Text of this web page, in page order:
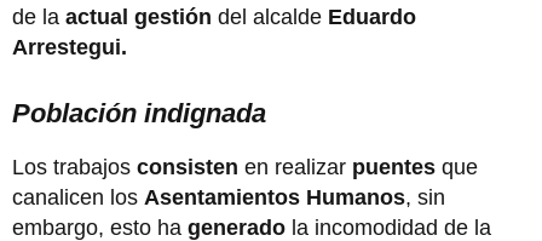
de la actual gestión del alcalde Eduardo
Arrestegui.
Población indignada
Los trabajos consisten en realizar puentes que
canalicen los Asentamientos Humanos, sin
embargo, esto ha generado la incomodidad de la